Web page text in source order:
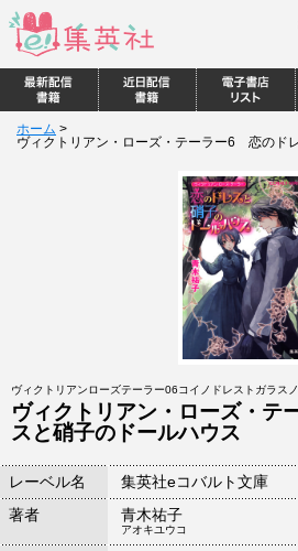
ホーム >
ヴィクトリアン・ローズ・テーラー6 恋のド
ヴィクトリアンローズテーラー06コイノドレストガラス
ヴィクトリアン・ローズ・
スと硝子のドールハウス
レーベル名
集英社eコバルト文庫
著者
青木祐子
アオキユウコ